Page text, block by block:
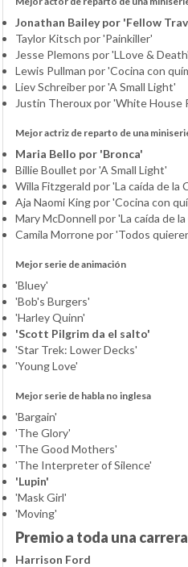
Jonathan Bailey por 'Fellow
Taylor Kitsch por 'Painkiller'
Jesse Plemons por 'LLove & Death'
Lewis Pullman por 'Cocina con
Liev Schreiber por 'A Small Light'
Justin Theroux por 'White House
Mejor actriz de reparto de una
Maria Bello por 'Bronca'
Billie Boullet por 'A Small Light'
Willa Fitzgerald por 'La caída de la
Aja Naomi King por 'Cocina con
Mary McDonnell por 'La caída de
Camila Morrone por 'Todos
Mejor serie de animación
'Bluey'
'Bob's Burgers'
'Harley Quinn'
'Scott Pilgrim da el salto'
'Star Trek: Lower Decks'
'Young Love'
Mejor serie de habla no inglesa
'Bargain'
'The Glory'
'The Good Mothers'
'The Interpreter of Silence'
'Lupin'
'Mask Girl'
'Moving'
Premio a toda una carrera
Harrison Ford